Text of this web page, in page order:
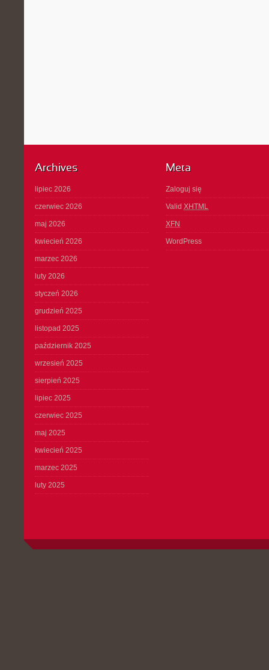
Archives
lipiec 2026
czerwiec 2026
maj 2026
kwiecień 2026
marzec 2026
luty 2026
styczeń 2026
grudzień 2025
listopad 2025
październik 2025
wrzesień 2025
sierpień 2025
lipiec 2025
czerwiec 2025
maj 2025
kwiecień 2025
marzec 2025
luty 2025
Meta
Zaloguj się
Valid XHTML
XFN
WordPress